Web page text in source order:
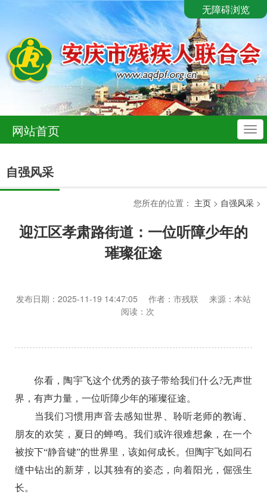
无障碍浏览
导
航
网站首页
自强风采
您所在的位置： 主页 > 自强风采 >
迎江区孝肃路街道：一位听障少年的
璀璨征途
发布日期：2025-11-19 14:47:05 作者：市残联 来源：本站
阅读： 次
你看，陶宇飞这个优秀的孩子带给我们什么?无声世
界，有声力量，一位听障少年的璀璨征途。
当我们习惯用声音去感知世界、聆听老师的教诲、
朋友的欢笑，夏日的蝉鸣。我们或许很难想象，在一个
被按下“静音键”的世界里，该如何成长。但陶宇飞如同石
缝中钻出的新芽，以其独有的姿态，向着阳光，倔强生
长。